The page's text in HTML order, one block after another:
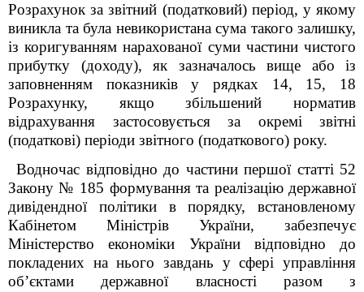
Розрахунок за звітний (податковий) період, у якому
виникла та була невикористана сума такого залишку,
із коригуванням нарахованої суми частини чистого
прибутку (доходу), як зазначалось вище або із
заповненням показників у рядках 14, 15, 18
Розрахунку, якщо збільшений норматив
відрахування застосовується за окремі звітні
(податкові) періоди звітного (податкового) року.
Водночас відповідно до частини першої статті 52
Закону№ 185 формування та реалізацію державної
дивідендної політики в порядку, встановленому
Кабінетом Міністрів України, забезпечує
Міністерство економіки України відповідно до
покладених на нього завдань у сфері управління
об’єктами державної власності разом з